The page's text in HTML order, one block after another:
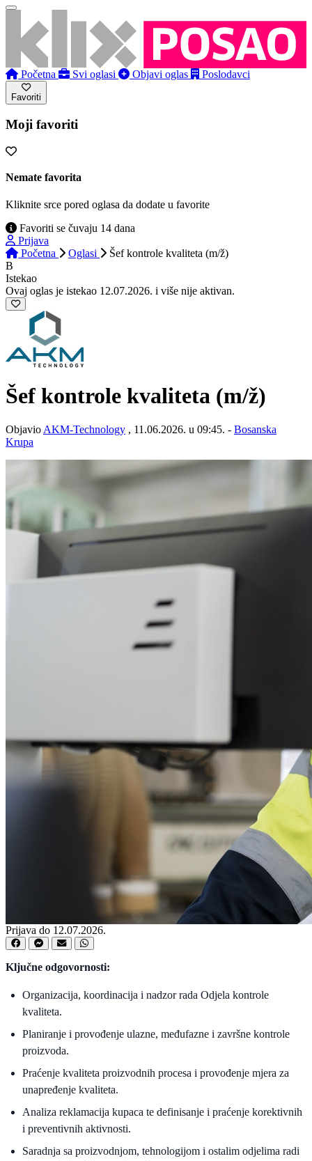
Početna Svi oglasi Objavi oglas Poslodavci
Favoriti
Moji favoriti
Nemate favorita
Kliknite srce pored oglasa da dodate u favorite
Favoriti se čuvaju 14 dana
Prijava
Početna
Oglasi
Šef kontrole kvaliteta (m/ž)
B
Istekao
Ovaj oglas je istekao 12.07.2026. i više nije aktivan.
Šef kontrole kvaliteta (m/ž)
Objavio AKM-Technology , 11.06.2026. u 09:45. - Bosanska
Krupa
Prijava do 12.07.2026.
Ključne odgovornosti:
Organizacija, koordinacija i nadzor rada Odjela kontrole
kvaliteta.
Planiranje i provođenje ulazne, međufazne i završne kontrole
proizvoda.
Praćenje kvaliteta proizvodnih procesa i provođenje mjera za
unapređenje kvaliteta.
Analiza reklamacija kupaca te definisanje i praćenje korektivnih
i preventivnih aktivnosti.
Saradnja sa proizvodnjom, tehnologijom i ostalim odjelima radi